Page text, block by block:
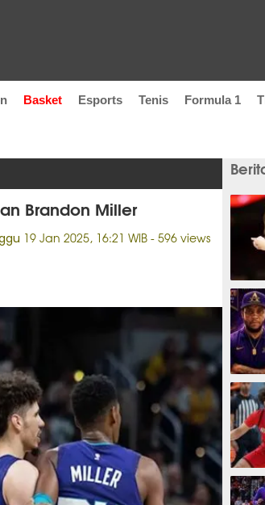
Basket Esports Tenis Formula 1
Brandon Miller
19 Jan 2025, 16:21 WIB- 596 views
1
3
3